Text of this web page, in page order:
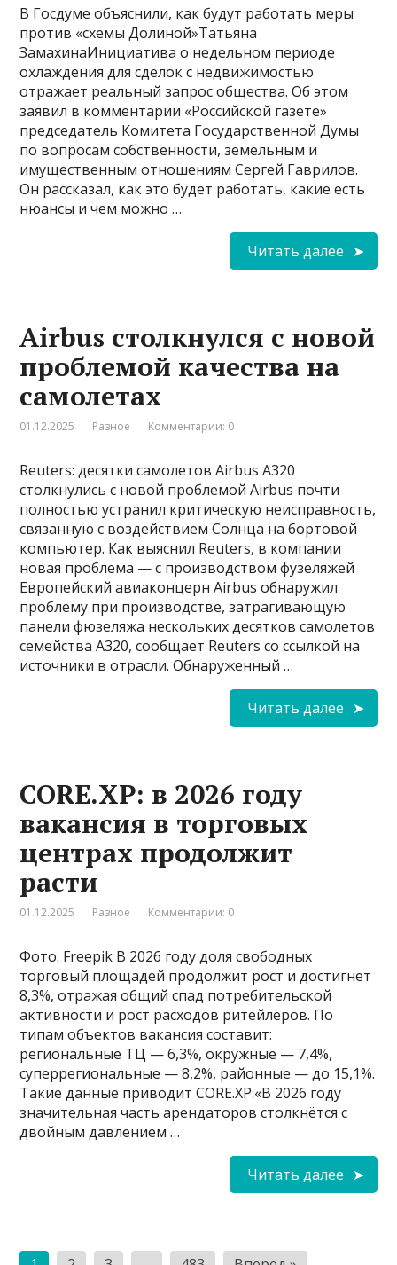
В Госдуме объяснили, как будут работать меры
против «схемы Долиной»Татьяна
ЗамахинаИнициатива о недельном периоде
охлаждения для сделок с недвижимостью
отражает реальный запрос общества. Об этом
заявил в комментарии «Российской газете»
председатель Комитета Государственной Думы
по вопросам собственности, земельным и
имущественным отношениям Сергей Гаврилов.
Он рассказал, как это будет работать, какие есть
нюансы и чем можно …
Читать далее
Airbus столкнулся с новой
проблемой качества на
самолетах
01.12.2025 Разное Комментарии: 0
Reuters: десятки самолетов Airbus A320
столкнулись с новой проблемой Airbus почти
полностью устранил критическую неисправность,
связанную с воздействием Солнца на бортовой
компьютер. Как выяснил Reuters, в компании
новая проблема — с производством фузеляжей
Европейский авиаконцерн Airbus обнаружил
проблему при производстве, затрагивающую
панели фюзеляжа нескольких десятков самолетов
семейства A320, сообщает Reuters со ссылкой на
источники в отрасли. Обнаруженный …
Читать далее
CORE.XP: в 2026 году
вакансия в торговых
центрах продолжит
расти
01.12.2025 Разное Комментарии: 0
Фото: Freepik В 2026 году доля свободных
торговый площадей продолжит рост и достигнет
8,3%, отражая общий спад потребительской
активности и рост расходов ритейлеров. По
типам объектов вакансия составит:
региональные ТЦ — 6,3%, окружные — 7,4%,
суперрегиональные — 8,2%, районные — до 15,1%.
Такие данные приводит CORE.XP.«В 2026 году
значительная часть арендаторов столкнётся с
двойным давлением …
Читать далее